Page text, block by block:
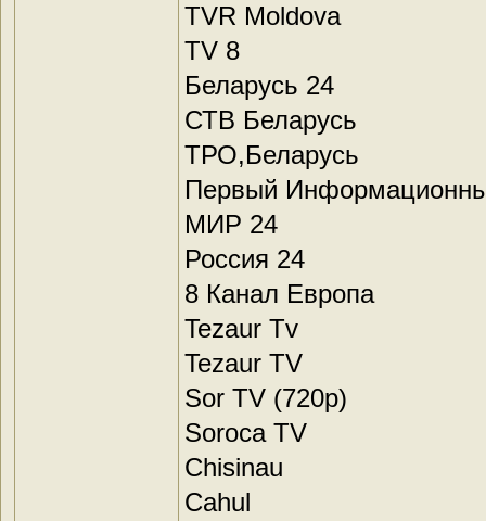
TVR Moldova
TV 8
Беларусь 24
СТВ Беларусь
ТРО,Беларусь
Первый
МИР 24
Россия 24
8 Канал Европа
Tezaur Tv
Tezaur TV
Sor TV (720p)
Soroca TV
Chisinau
Cahul